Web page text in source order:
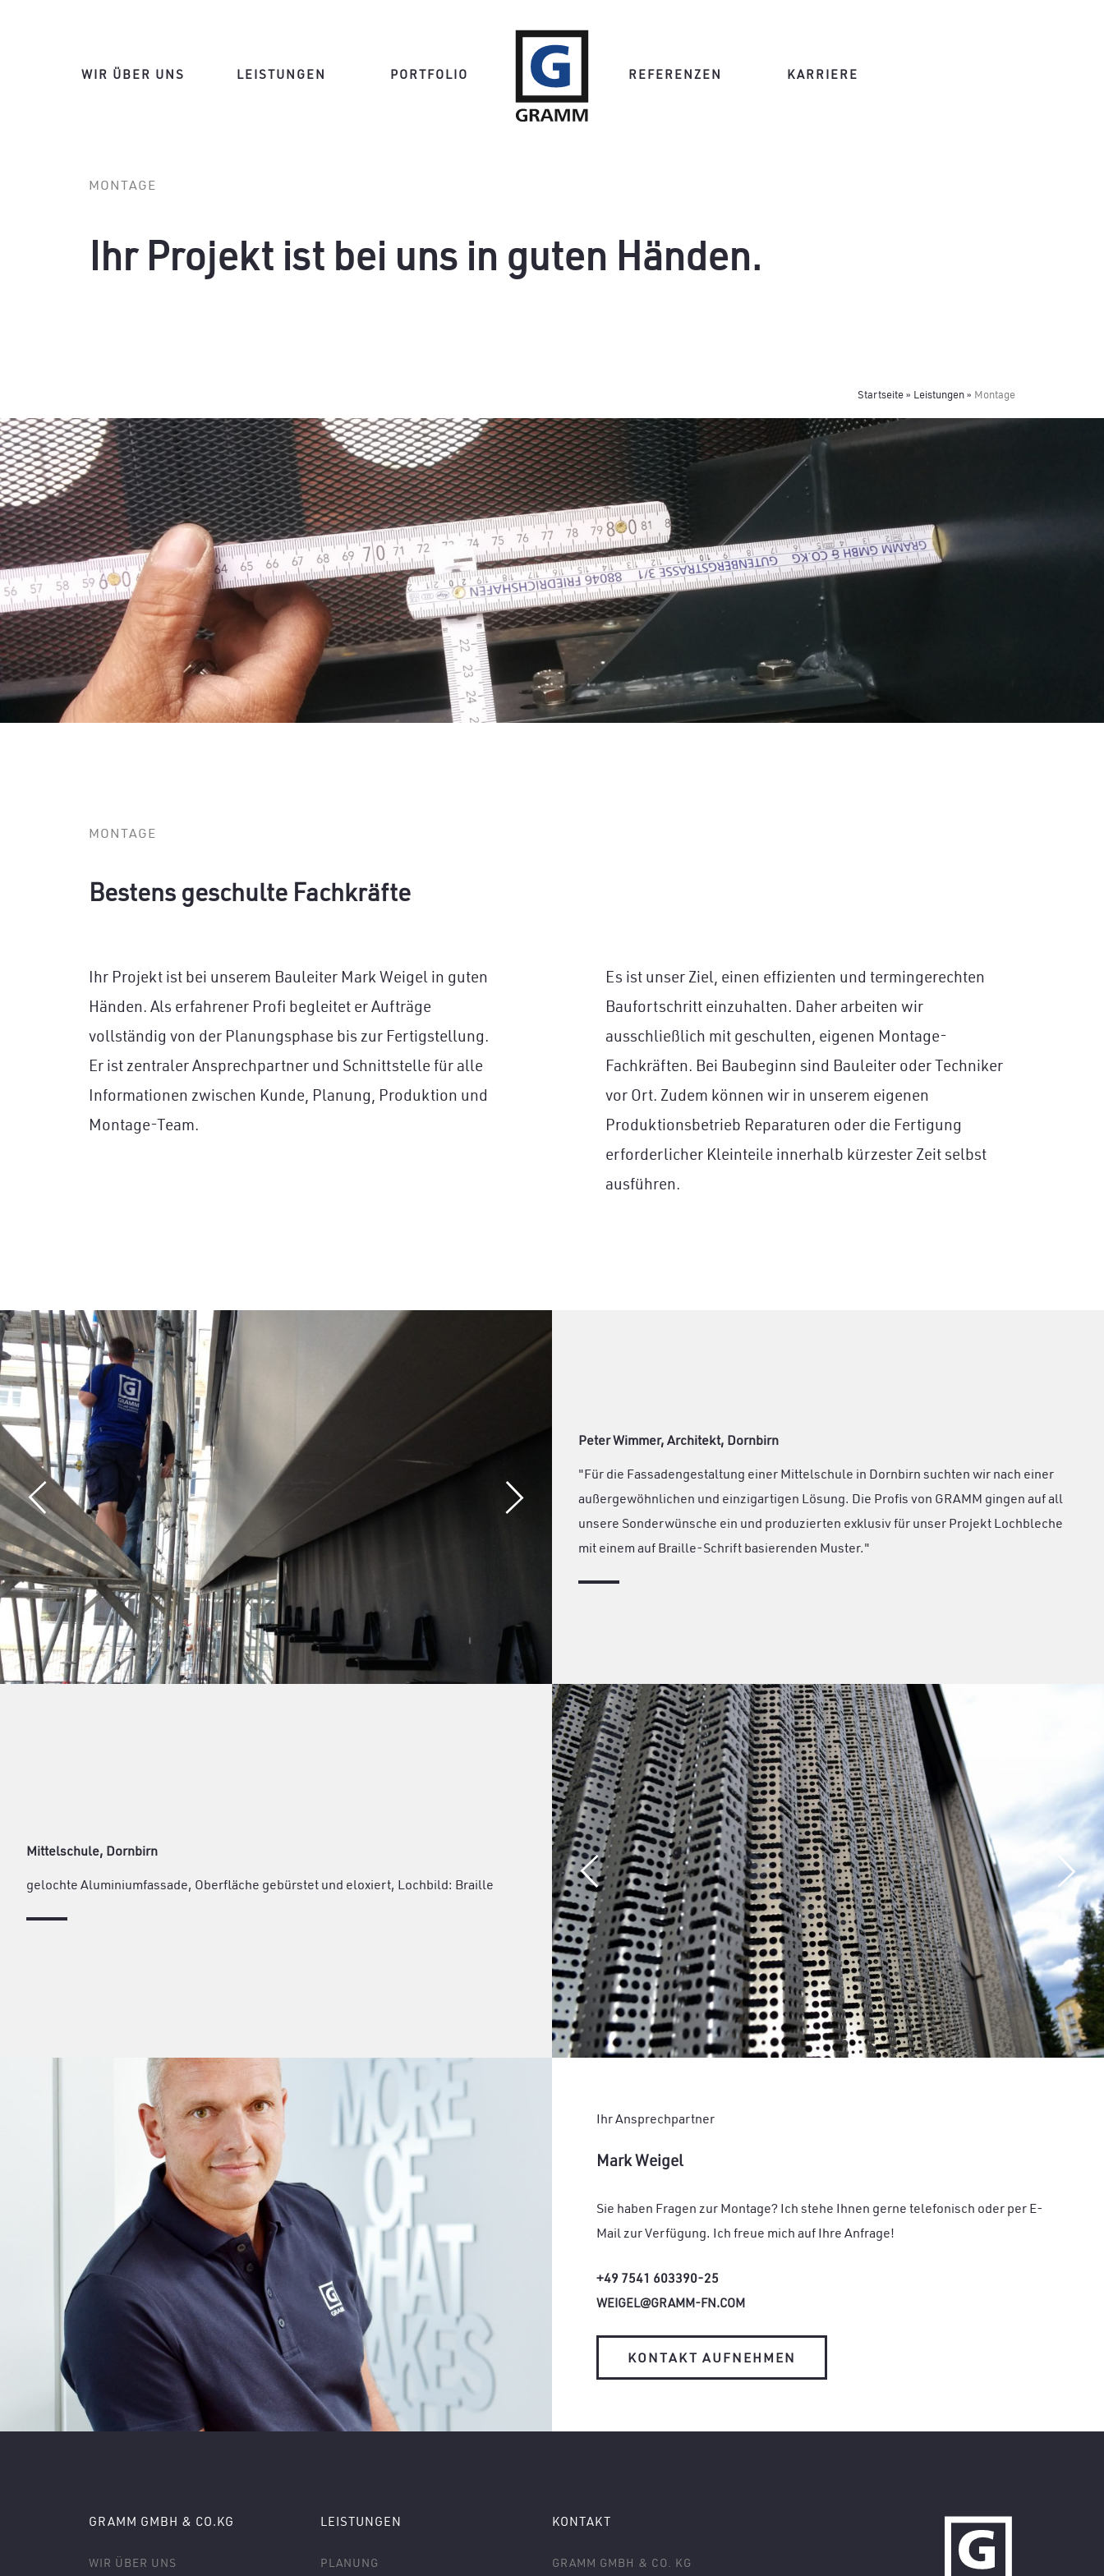
WIR ÜBER UNS LEISTUNGEN PORTFOLIO REFERENZEN KARRIERE
MONTAGE
Ihr Projekt ist bei uns in guten Händen.
Startseite» Leistungen» Montage
MONTAGE
Bestens geschulte Fachkräfte
Ihr Projekt ist bei unserem Bauleiter Mark Weigel in guten
Händen. Als erfahrener Profi begleitet er Aufträge
vollständig von der Planungsphase bis zur Fertigstellung.
Er ist zentraler Ansprechpartner und Schnittstelle für alle
Informationen zwischen Kunde, Planung, Produktion und
Montage-Team.
Es ist unser Ziel, einen effizienten und termingerechten
Baufortschritt einzuhalten. Daher arbeiten wir
ausschließlich mit geschulten, eigenen Montage-
Fachkräften. Bei Baubeginn sind Bauleiter oder Techniker
vor Ort. Zudem können wir in unserem eigenen
Produktionsbetrieb Reparaturen oder die Fertigung
erforderlicher Kleinteile innerhalb kürzester Zeit selbst
ausführen.
Peter Wimmer, Architekt, Dornbirn
"Für die Fassadengestaltung einer Mittelschule in Dornbirn suchten wir nach einer
außergewöhnlichen und einzigartigen Lösung. Die Profis von GRAMM gingen auf all
unsere Sonderwünsche ein und produzierten exklusiv für unser Projekt Lochbleche
mit einem auf Braille-Schrift basierenden Muster."
Mittelschule, Dornbirn
gelochte Aluminiumfassade, Oberfläche gebürstet und eloxiert, Lochbild: Braille
Ihr Ansprechpartner
Mark Weigel
Sie haben Fragen zur Montage? Ich stehe Ihnen gerne telefonisch oder per E-
Mail zur Verfügung. Ich freue mich auf Ihre Anfrage!
+49 7541 603390-25
WEIGEL@GRAMM-FN.COM
KONTAKT AUFNEHMEN
GRAMM GMBH & CO.KG
WIR ÜBER UNS
LEISTUNGEN
PLANUNG
KONTAKT
GRAMM GMBH & CO. KG